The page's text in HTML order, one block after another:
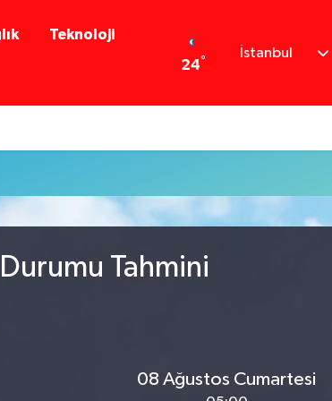
Teknoloji
24°
İstanbul
Tahmini
08 Ağustos Cumartesi